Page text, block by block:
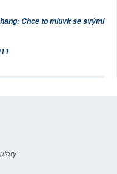
Chce to mluvit se svými